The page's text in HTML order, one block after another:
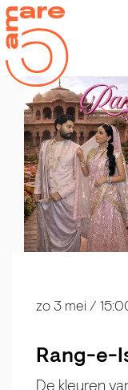
Rang-e-
zo 3 mei /